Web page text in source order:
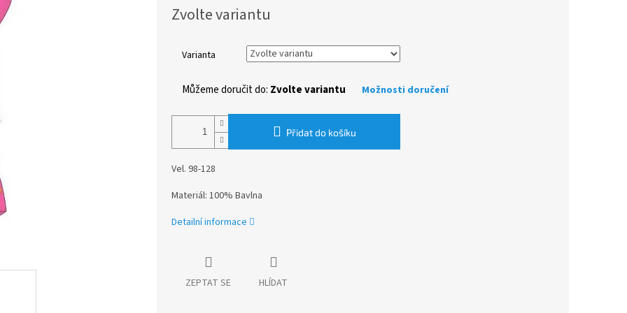
cena:
Zvolte variantu
Varianta
Můžeme doručit do: Zvolte variantu Možnosti doručení
Přidat do košíku
Vel. 98-128
Materiál: 100% Bavlna
Detailní informace
ZEPTAT SE HLÍDAT